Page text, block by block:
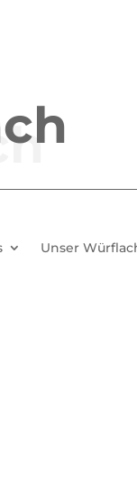
Unser